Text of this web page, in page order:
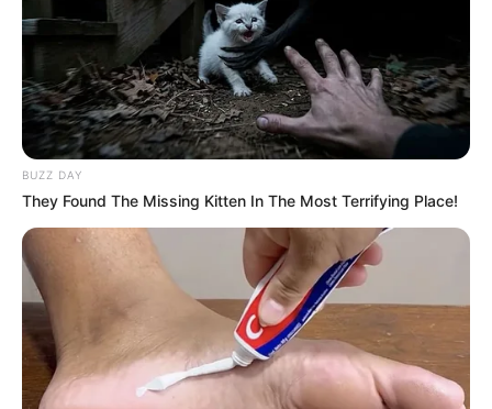
BUZZ DAY
They Found The Missing Kitten In The Most Terrifying Place!